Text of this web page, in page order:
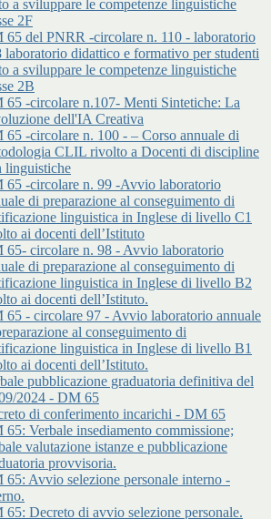
a sviluppare le competenze linguistiche
2F
65 del PNRR -circolare n. 110 - laboratorio
laboratorio didattico e formativo per studenti
a sviluppare le competenze linguistiche
2B
65 -circolare n.107- Menti Sintetiche: La
dell'IA Creativa
65 -circolare n. 100 - – Corso annuale di
CLIL rivolto a Docenti di discipline
linguistiche
65 -circolare n. 99 -Avvio laboratorio
di preparazione al conseguimento di
linguistica in Inglese di livello C1
ai docenti dell’Istituto
65- circolare n. 98 - Avvio laboratorio
di preparazione al conseguimento di
linguistica in Inglese di livello B2
ai docenti dell’Istituto.
65 - circolare 97 - Avvio laboratorio annuale
al conseguimento di
linguistica in Inglese di livello B1
ai docenti dell’Istituto.
pubblicazione graduatoria definitiva del
2024 - DM 65
di conferimento incarichi - DM 65
65: Verbale insediamento commissione;
valutazione istanze e pubblicazione
provvisoria.
65: Avvio selezione personale interno -
65: Decreto di avvio selezione personale.